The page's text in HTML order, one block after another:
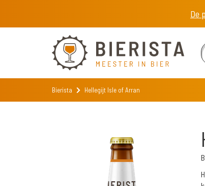
De
Bierista Hellegijt Isle of Arran